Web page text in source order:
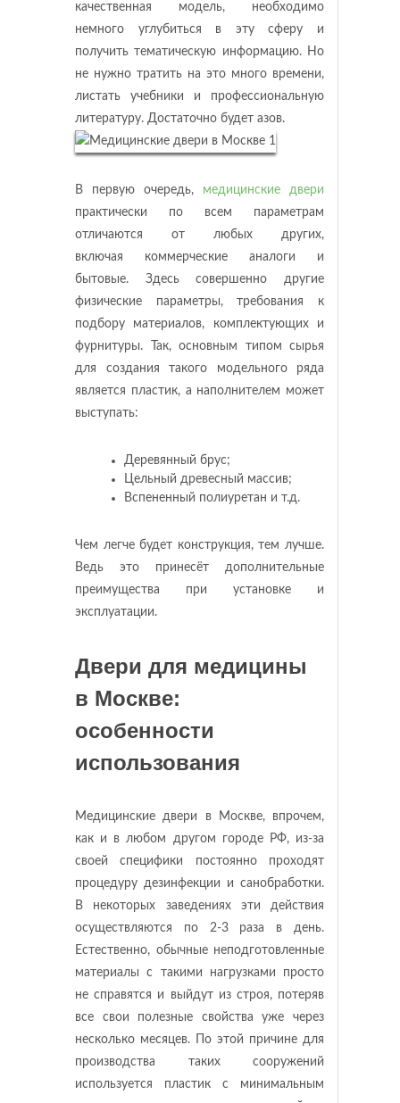
качественная модель, необходимо
немного углубиться в эту сферу и
получить тематическую информацию. Но
не нужно тратить на это много времени,
листать учебники и профессиональную
литературу. Достаточно будет азов.
В первую очередь, медицинские двери
практически по всем параметрам
отличаются от любых других,
включая коммерческие аналоги и
бытовые. Здесь совершенно другие
физические параметры, требования к
подбору материалов, комплектующих и
фурнитуры. Так, основным типом сырья
для создания такого модельного ряда
является пластик, а наполнителем может
выступать:
Деревянный брус;
Цельный древесный массив;
Вспененный полиуретан и т.д.
Чем легче будет конструкция, тем лучше.
Ведь это принесёт дополнительные
преимущества при установке и
эксплуатации.
Двери для медицины
в Москве:
особенности
использования
Медицинские двери в Москве, впрочем,
как и в любом другом городе РФ, из-за
своей специфики постоянно проходят
процедуру дезинфекции и санобработки.
В некоторых заведениях эти действия
осуществляются по 2-3 раза в день.
Естественно, обычные неподготовленные
материалы с такими нагрузками просто
не справятся и выйдут из строя, потеряв
все свои полезные свойства уже через
несколько месяцев. По этой причине для
производства таких сооружений
используется пластик с минимальным